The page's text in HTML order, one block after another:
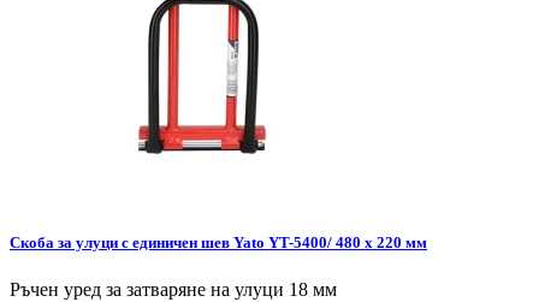
Скоба за улуци с единичен шев Yato YT-5400/ 480 x 220 мм
Ръчен уред за затваряне на улуци 18 мм